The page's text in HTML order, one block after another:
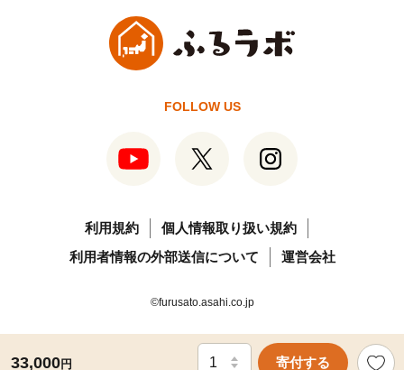
33,000円 寄付する
FOLLOW US
利用規約
個人情報取り扱い規約
利用者情報の外部送信について
運営会社
©furusato.asahi.co.jp